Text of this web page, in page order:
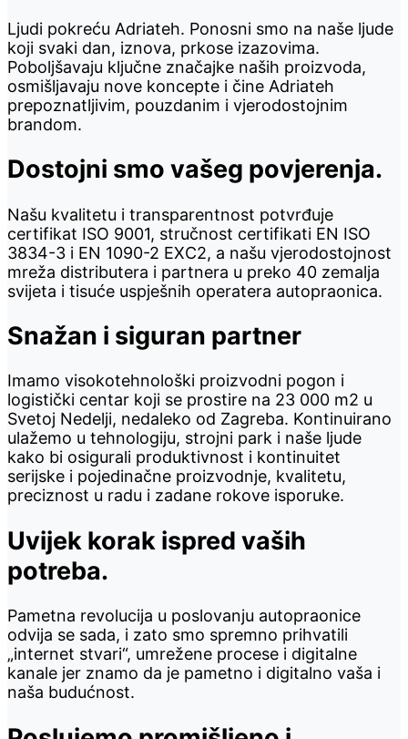
Ljudi pokreću Adriateh. Ponosni smo na naše ljude
koji svaki dan, iznova, prkose izazovima.
Poboljšavaju ključne značajke naših proizvoda,
osmišljavaju nove koncepte i čine Adriateh
prepoznatljivim, pouzdanim i vjerodostojnim
brandom.
Dostojni smo vašeg povjerenja.
Našu kvalitetu i transparentnost potvrđuje
certifikat ISO 9001, stručnost certifikati EN ISO
3834-3 i EN 1090-2 EXC2, a našu vjerodostojnost
mreža distributera i partnera u preko 40 zemalja
svijeta i tisuće uspješnih operatera autopraonica.
Snažan i siguran partner
Imamo visokotehnološki proizvodni pogon i
logistički centar koji se prostire na 23 000 m2 u
Svetoj Nedelji, nedaleko od Zagreba. Kontinuirano
ulažemo u tehnologiju, strojni park i naše ljude
kako bi osigurali produktivnost i kontinuitet
serijske i pojedinačne proizvodnje, kvalitetu,
preciznost u radu i zadane rokove isporuke.
Uvijek korak ispred vaših
potreba.
Pametna revolucija u poslovanju autopraonice
odvija se sada, i zato smo spremno prihvatili
„internet stvari“, umrežene procese i digitalne
kanale jer znamo da je pametno i digitalno vaša i
naša budućnost.